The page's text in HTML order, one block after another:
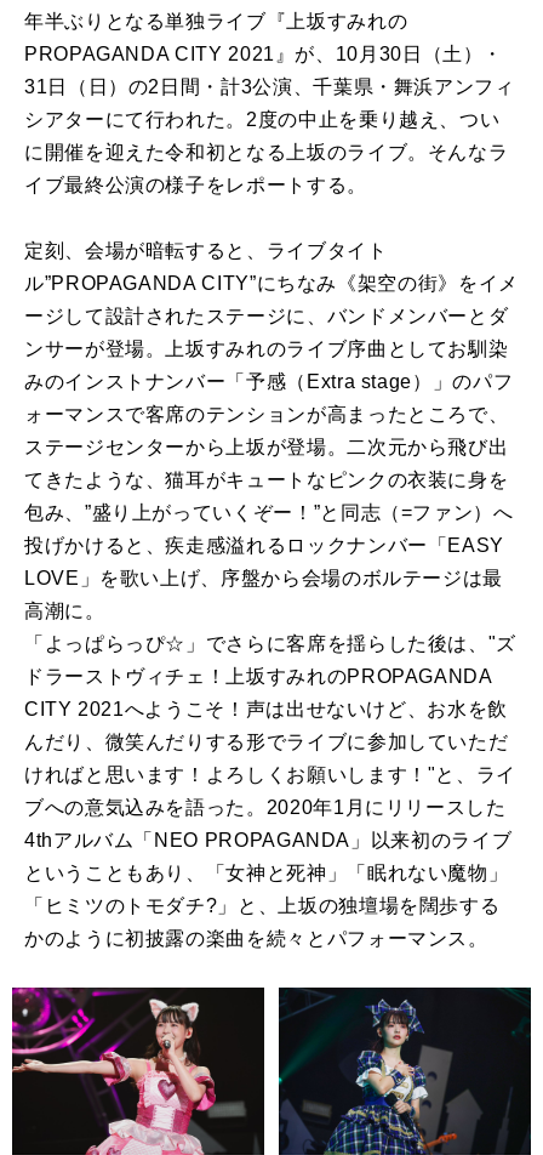
年半ぶりとなる単独ライブ『上坂すみれの
PROPAGANDA CITY 2021』が、10月30日（土）・
31日（日）の2日間・計3公演、千葉県・舞浜アンフィ
シアターにて行われた。2度の中止を乗り越え、つい
に開催を迎えた令和初となる上坂のライブ。そんなラ
イブ最終公演の様子をレポートする。
定刻、会場が暗転すると、ライブタイト
ル”PROPAGANDA CITY”にちなみ《架空の街》をイメ
ージして設計されたステージに、バンドメンバーとダ
ンサーが登場。上坂すみれのライブ序曲としてお馴染
みのインストナンバー「予感（Extra stage）」のパフ
ォーマンスで客席のテンションが高まったところで、
ステージセンターから上坂が登場。二次元から飛び出
てきたような、猫耳がキュートなピンクの衣装に身を
包み、”盛り上がっていくぞー！”と同志（=ファン）へ
投げかけると、疾走感溢れるロックナンバー「EASY
LOVE」を歌い上げ、序盤から会場のボルテージは最
高潮に。
「よっぱらっぴ☆」でさらに客席を揺らした後は、"ズ
ドラーストヴィチェ！上坂すみれのPROPAGANDA
CITY 2021へようこそ！声は出せないけど、お水を飲
んだり、微笑んだりする形でライブに参加していただ
ければと思います！よろしくお願いします！"と、ライ
ブへの意気込みを語った。2020年1月にリリースした
4thアルバム「NEO PROPAGANDA」以来初のライブ
ということもあり、「女神と死神」「眠れない魔物」
「ヒミツのトモダチ?」と、上坂の独壇場を闊歩する
かのように初披露の楽曲を続々とパフォーマンス。